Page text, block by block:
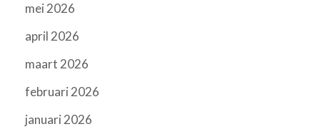
mei 2026
april 2026
maart 2026
februari 2026
januari 2026